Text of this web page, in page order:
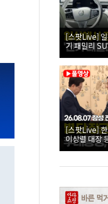
[스팟Live] 일
기 패밀리
[스팟Live]
이상렬 대장
직접 수여｜